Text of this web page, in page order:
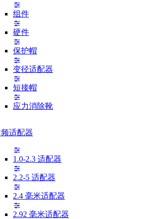
组件
硬件
保护帽
变径适配器
短接帽
应力消除靴
适配器
1.0-2.3 适配器
2.2-5 适配器
2.4 毫米适配器
2.92 毫米适配器